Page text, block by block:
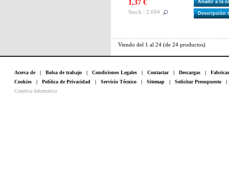
1,37 €
Stock : 2.094
Añadir a la
Descripción
Viendo del 1 al 24 (de 24 productos)
Acerca de| Bolsa de trabajo | Condiciones Legales | Contactar| Descargas |
Cookies | Política de Privacidad | Servicio Técnico | Sitemap | Solicitar Presupuesto
Conetica Informatica